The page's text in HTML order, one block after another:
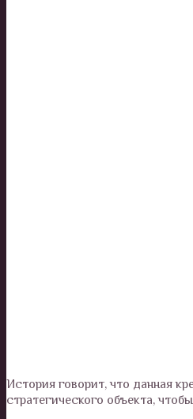
История говорит, что данная
стратегического объекта,